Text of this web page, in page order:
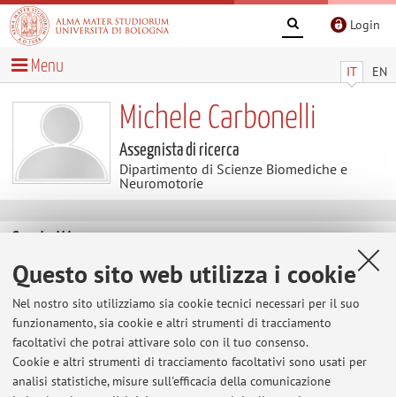
Questo sito web utilizza i cookie
Nel nostro sito utilizziamo sia cookie tecnici necessari per il suo
funzionamento, sia cookie e altri strumenti di tracciamento
facoltativi che potrai attivare solo con il tuo consenso.
Cookie e altri strumenti di tracciamento facoltativi sono usati per
analisi statistiche, misure sull'efficacia della comunicazione
Login
IT EN
Menu
Michele Carbonelli
Assegnista di ricerca
Dipartimento di Scienze Biomediche e
Neuromotorie
Contatti
E-mail: michele.carbonelli3@unibo.it
Dipartimento di Scienze Biomediche e Neuromotorie
Via Altura 3, Bologna -Vai alla mappa